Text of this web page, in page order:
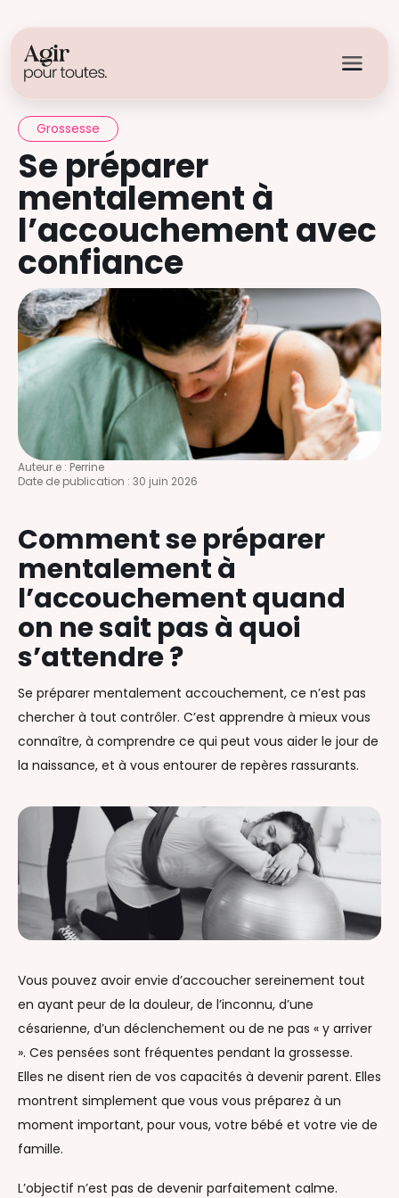
Grossesse
Se préparer
mentalement à
l’accouchement avec
confiance
Auteur.e : Perrine
Date de publication : 30 juin 2026
Comment se préparer
mentalement à
l’accouchement quand
on ne sait pas à quoi
s’attendre ?
Se préparer mentalement accouchement, ce n’est pas
chercher à tout contrôler. C’est apprendre à mieux vous
connaître, à comprendre ce qui peut vous aider le jour de
la naissance, et à vous entourer de repères rassurants.
Vous pouvez avoir envie d’accoucher sereinement tout
en ayant peur de la douleur, de l’inconnu, d’une
césarienne, d’un déclenchement ou de ne pas « y arriver
». Ces pensées sont fréquentes pendant la grossesse.
Elles ne disent rien de vos capacités à devenir parent. Elles
montrent simplement que vous vous préparez à un
moment important, pour vous, votre bébé et votre vie de
famille.
L’objectif n’est pas de devenir parfaitement calme.